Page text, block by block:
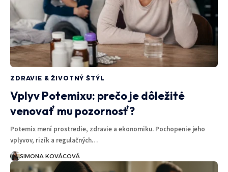
ZDRAVIE & ŽIVOTNÝ ŠTÝL
Vplyv Potemixu: prečo je dôležité
venovať mu pozornosť?
Potemix mení prostredie, zdravie a ekonomiku. Pochopenie jeho
vplyvov, rizík a regulačných…
SIMONA KOVÁCOVÁ